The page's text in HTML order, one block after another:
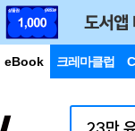
eBook 크레마클럽